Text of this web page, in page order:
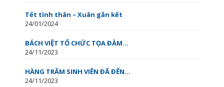
Tết tình thân – Xuân gắn kết
24/01/2024
BÁCH VIỆT TỔ CHỨC TỌA ĐÀM...
24/11/2023
HÀNG TRĂM SINH VIÊN ĐÃ ĐẾN...
24/11/2023